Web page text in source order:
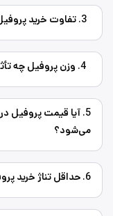
5. آیا قیمت پروفیل
می‌شود؟
6. حداقل تناژ خرید پروفیل چقدر است؟